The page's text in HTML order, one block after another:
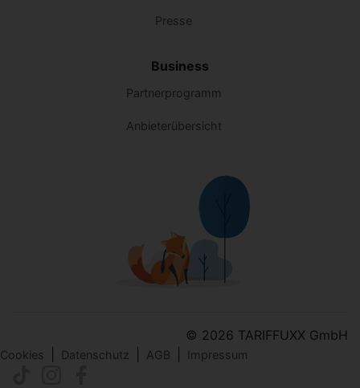
Presse
Business
Partnerprogramm
Anbieterübersicht
© 2026 TARIFFUXX GmbH
Cookies Datenschutz AGB Impressum